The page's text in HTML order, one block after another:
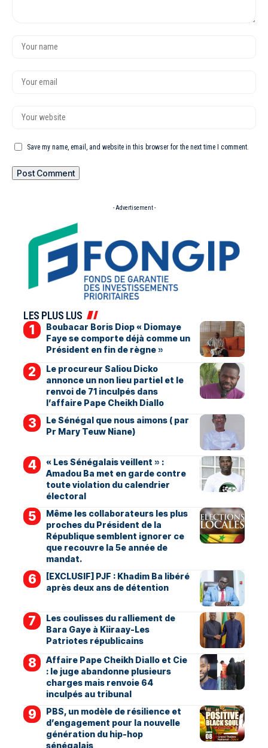
Save my name, email, and website in this browser for the next time I comment.
- Advertisement -
LES PLUS LUS
Boubacar Boris Diop « Diomaye
Faye se comporte déjà comme un
Président en fin de règne »
Le procureur Saliou Dicko
annonce un non lieu partiel et le
renvoi de 71 inculpés dans
l’affaire Pape Cheikh Diallo
Le Sénégal que nous aimons ( par
Pr Mary Teuw Niane)
« Les Sénégalais veillent » :
Amadou Ba met en garde contre
toute violation du calendrier
électoral
Même les collaborateurs les plus
proches du Président de la
République semblent ignorer ce
que recouvre la 5e année de
mandat.
[EXCLUSIF] PJF : Khadim Ba libéré
après deux ans de détention
Les coulisses du ralliement de
Bara Gaye à Kiiraay-Les
Patriotes républicains
Affaire Pape Cheikh Diallo et Cie
: le juge abandonne plusieurs
charges mais renvoie 64
inculpés au tribunal
PBS, un modèle de résilience et
d’engagement pour la nouvelle
génération du hip-hop
sénégalais